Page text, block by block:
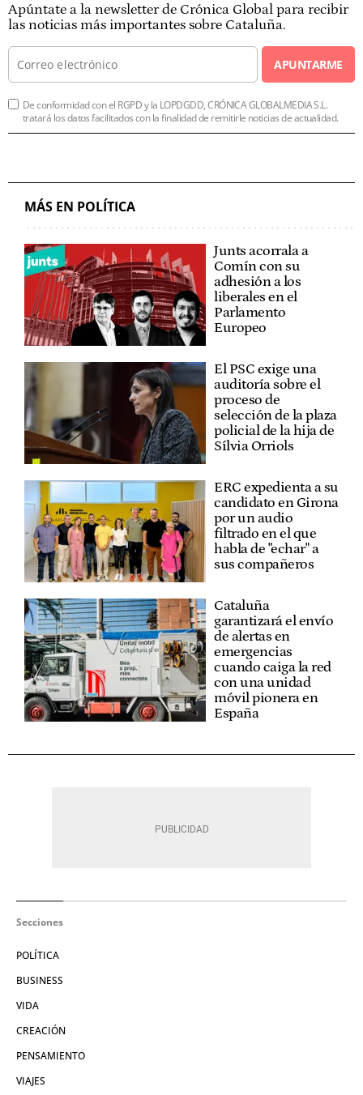
Apúntate a la newsletter de Crónica Global para recibir
las noticias más importantes sobre Cataluña.
APUNTARME
De conformidad con el RGPD y la LOPDGDD, CRÓNICA GLOBALMEDIA S.L.
tratará los datos facilitados con la finalidad de remitirle noticias de actualidad.
MÁS EN POLÍTICA
Junts acorrala a
Comín con su
adhesión a los
liberales en el
Parlamento
Europeo
El PSC exige una
auditoría sobre el
proceso de
selección de la plaza
policial de la hija de
Sílvia Orriols
ERC expedienta a su
candidato en Girona
por un audio
filtrado en el que
habla de "echar" a
sus compañeros
Cataluña
garantizará el envío
de alertas en
emergencias
cuando caiga la red
con una unidad
móvil pionera en
España
Secciones
POLÍTICA
BUSINESS
VIDA
CREACIÓN
PENSAMIENTO
VIAJES